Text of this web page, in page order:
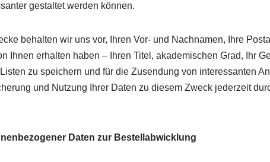
gestaltet werden können.
behalten wir uns vor, Ihren Vor- und Nachnamen, Ihre
Ihnen erhalten haben – Ihren Titel, akademischen Grad, Ihr
zu speichern und für die Zusendung von interessanten
und Nutzung Ihrer Daten zu diesem Zweck jederzeit
Daten zur Bestellabwicklung